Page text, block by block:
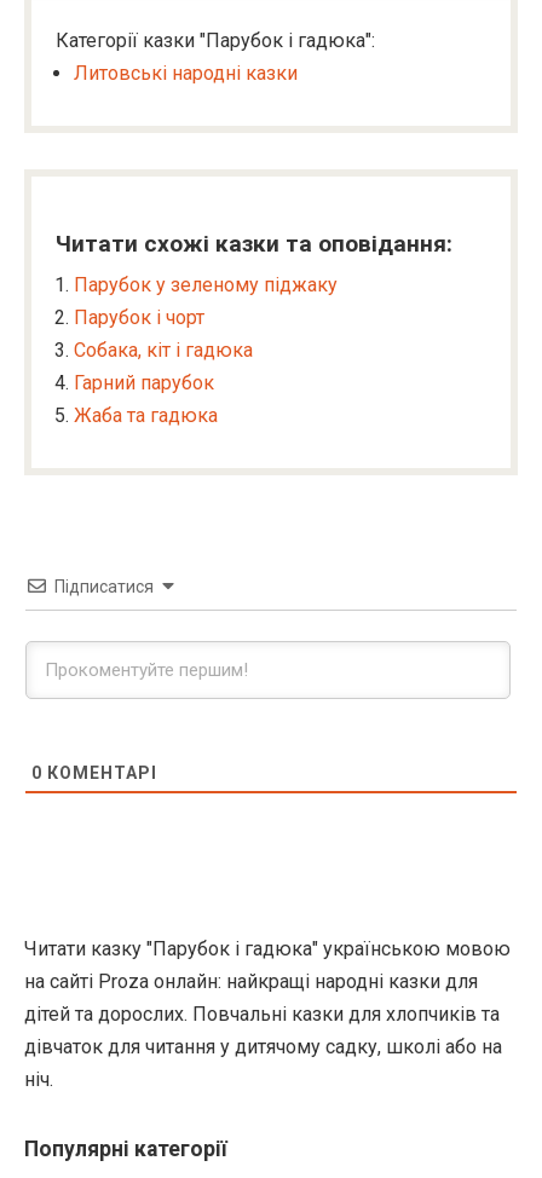
Категорії казки "Парубок і гадюка":
Литовські народні казки
Читати схожі казки та оповідання:
Парубок у зеленому піджаку
Парубок і чорт
Собака, кіт і гадюка
Гарний парубок
Жаба та гадюка
Підписатися
0 КОМЕНТАРІ
Читати казку "Парубок і гадюка" українською мовою
на сайті Proza онлайн: найкращі народні казки для
дітей та дорослих. Повчальні казки для хлопчиків та
дівчаток для читання у дитячому садку, школі або на
ніч.
Популярні категорії